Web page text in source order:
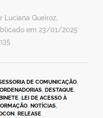
Luciana Queiroz,
em 23/01/2025
DE COMUNICAÇÃO,
, DESTAQUE,
, LEI DE ACESSO À
, NOTÍCIAS,
, RELEASE